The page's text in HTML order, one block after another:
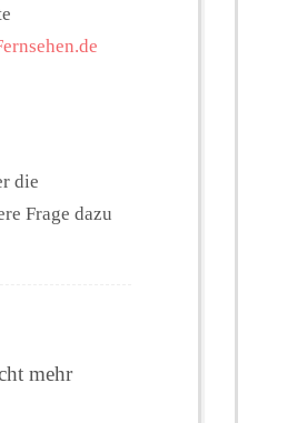
die
Frage dazu
mehr